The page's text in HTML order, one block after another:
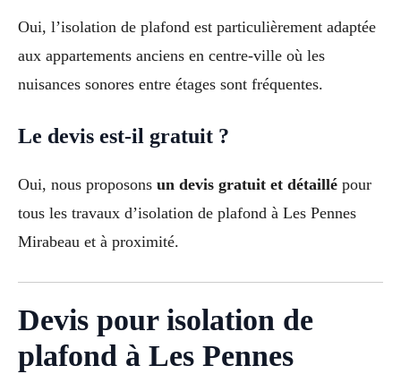
Oui, l’isolation de plafond est particulièrement adaptée
aux appartements anciens en centre-ville où les
nuisances sonores entre étages sont fréquentes.
Le devis est-il gratuit ?
Oui, nous proposons un devis gratuit et détaillé pour
tous les travaux d’isolation de plafond à Les Pennes
Mirabeau et à proximité.
Devis pour isolation de
plafond à Les Pennes